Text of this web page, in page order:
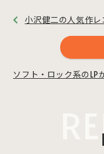
小沢健二の人気作レ
ソフト・ロック系のLP